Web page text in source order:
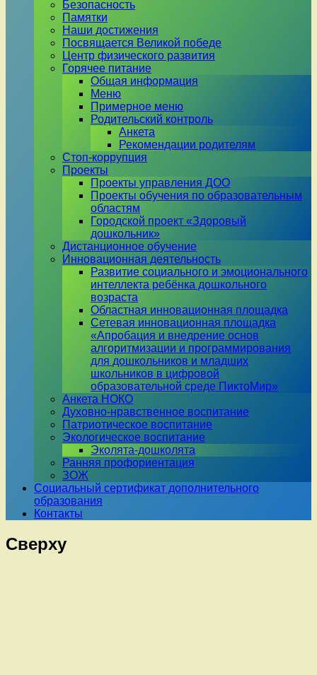
Безопасность
Памятки
Наши достижения
Посвящается Великой победе
Центр физического развития
Горячее питание
Общая информация
Меню
Примерное меню
Родительский контроль
Анкета
Рекомендации родителям
Стоп-коррупция
Проекты
Проекты управления ДОО
Проекты обучения по образовательным
областям
Городской проект «Здоровый
дошкольник»
Дистанционное обучение
Инновационная деятельность
Развитие социального и эмоционального
интеллекта ребёнка дошкольного
возраста
Областная инновационная площадка
Сетевая инновационная площадка
«Апробация и внедрение основ
алгоритмизации и программирования
для дошкольников и младших
школьников в цифровой
образовательной среде ПиктоМир»
Анкета НОКО
Духовно-нравственное воспитание
Патриотическое воспитание
Экологическое воспитание
Эколята-дошколята
Ранняя профориентация
ЗОЖ
Социальный сертификат дополнительного
образования
Контакты
Сверху